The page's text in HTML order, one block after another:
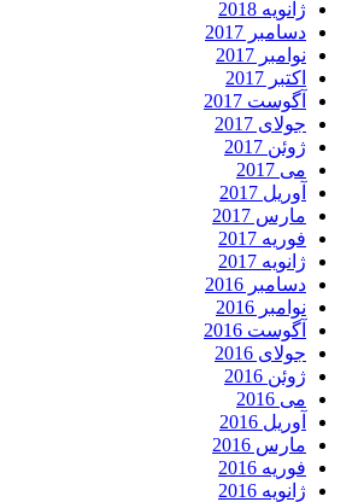
ژانویه 2018
دسامبر 2017
نوامبر 2017
اکتبر 2017
آگوست 2017
جولای 2017
ژوئن 2017
می 2017
آوریل 2017
مارس 2017
فوریه 2017
ژانویه 2017
دسامبر 2016
نوامبر 2016
آگوست 2016
جولای 2016
ژوئن 2016
می 2016
آوریل 2016
مارس 2016
فوریه 2016
ژانویه 2016